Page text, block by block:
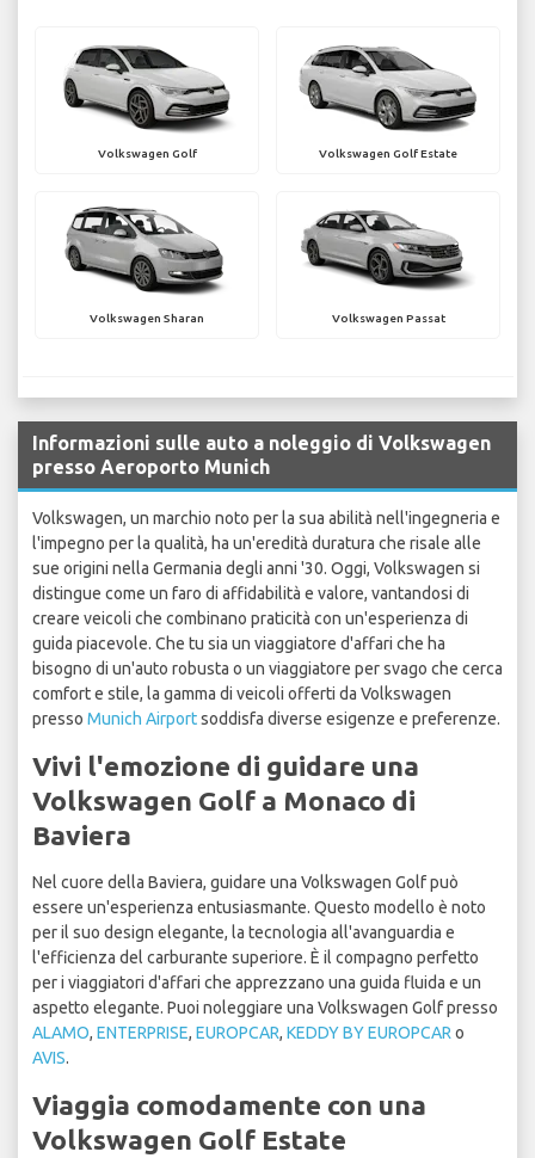
Volkswagen Golf Volkswagen Golf Estate
Volkswagen Sharan Volkswagen Passat
Informazioni sulle auto a noleggio di Volkswagen
presso Aeroporto Munich
Volkswagen, un marchio noto per la sua abilità nell'ingegneria e
l'impegno per la qualità, ha un'eredità duratura che risale alle
sue origini nella Germania degli anni '30. Oggi, Volkswagen si
distingue come un faro di affidabilità e valore, vantandosi di
creare veicoli che combinano praticità con un'esperienza di
guida piacevole. Che tu sia un viaggiatore d'affari che ha
bisogno di un'auto robusta o un viaggiatore per svago che cerca
comfort e stile, la gamma di veicoli offerti da Volkswagen
presso Munich Airportsoddisfa diverse esigenze e preferenze.
Vivi l'emozione di guidare una
Volkswagen Golf a Monaco di
Baviera
Nel cuore della Baviera, guidare una Volkswagen Golf può
essere un'esperienza entusiasmante. Questo modello è noto
per il suo design elegante, la tecnologia all'avanguardia e
l'efficienza del carburante superiore. È il compagno perfetto
per i viaggiatori d'affari che apprezzano una guida fluida e un
aspetto elegante. Puoi noleggiare una Volkswagen Golf presso
ALAMO, ENTERPRISE, EUROPCAR, KEDDY BY EUROPCAR o
AVIS.
Viaggia comodamente con una
Volkswagen Golf Estate